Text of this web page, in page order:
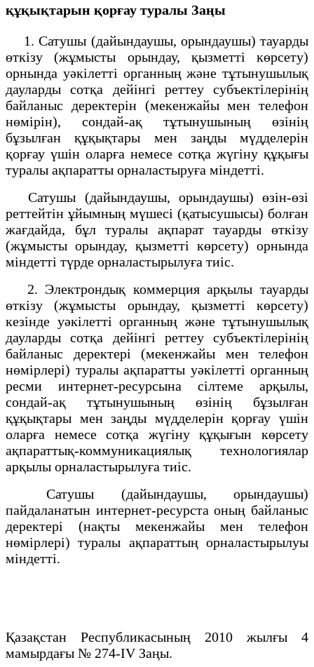
құқықтарын қорғау туралы Заңы
1. Сатушы (дайындаушы, орындаушы) тауарды
өткізу (жұмысты орындау, қызметті көрсету)
орнында уәкілетті органның және тұтынушылық
дауларды сотқа дейінгі реттеу субъектілерінің
байланыс деректерін (мекенжайы мен телефон
нөмірін), сондай-ақ тұтынушының өзінің
бұзылған құқықтары мен заңды мүдделерін
қорғау үшін оларға немесе сотқа жүгіну құқығы
туралы ақпаратты орналастыруға міндетті.
Сатушы (дайындаушы, орындаушы) өзін-өзі
реттейтін ұйымның мүшесі (қатысушысы) болған
жағдайда, бұл туралы ақпарат тауарды өткізу
(жұмысты орындау, қызметті көрсету) орнында
міндетті түрде орналастырылуға тиіс.
2. Электрондық коммерция арқылы тауарды
өткізу (жұмысты орындау, қызметті көрсету)
кезінде уәкілетті органның және тұтынушылық
дауларды сотқа дейінгі реттеу субъектілерінің
байланыс деректері (мекенжайы мен телефон
нөмірлері) туралы ақпаратты уәкілетті органның
ресми интернет-ресурсына сілтеме арқылы,
сондай-ақ тұтынушының өзінің бұзылған
құқықтары мен заңды мүдделерін қорғау үшін
оларға немесе сотқа жүгіну құқығын көрсету
ақпараттық-коммуникациялық технологиялар
арқылы орналастырылуға тиіс.
Сатушы (дайындаушы, орындаушы)
пайдаланатын интернет-ресурста оның байланыс
деректері (нақты мекенжайы мен телефон
нөмірлері) туралы ақпараттың орналастырылуы
міндетті.
Қазақстан Республикасының 2010 жылғы 4
мамырдағы № 274-IV Заңы.